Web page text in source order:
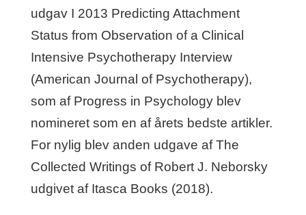
udgav I 2013 Predicting Attachment
Status from Observation of a Clinical
Intensive Psychotherapy Interview
(American Journal of Psychotherapy),
som af Progress in Psychology blev
nomineret som en af årets bedste artikler.
For nylig blev anden udgave af The
Collected Writings of Robert J. Neborsky
udgivet af Itasca Books (2018).